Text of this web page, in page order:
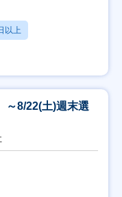
以上
～8/22(土)週末選